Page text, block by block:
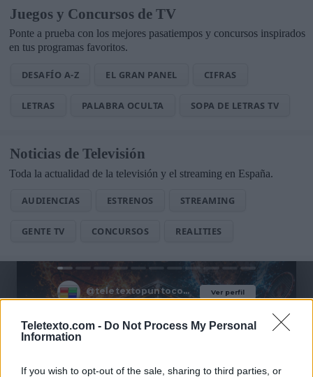
Teletexto.com - Do Not Process My Personal
Information
If you wish to opt-out of the sale, sharing to third parties, or
Juegos y Concursos de TV
Ponte a prueba con los mejores pasatiempos y concursos inspirados
en tus programas favoritos.
DESAFÍO A-Z EL GRAN PANEL CIFRAS
LETRAS PALABRA OCULTA SOPA DE LETRAS TV
Noticias de Televisión
Toda la actualidad de la televisión y el streaming en España.
AUDIENCIAS ESTRENOS STREAMING
GENTE TV CONCURSOS REALITIES
Ver perfil
@teletextopuntocom Ver perfil